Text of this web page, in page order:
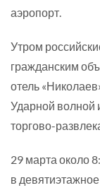
аэропорт.
Утром
гражданским
отель
Ударной волной
торгово-
29 марта около
в